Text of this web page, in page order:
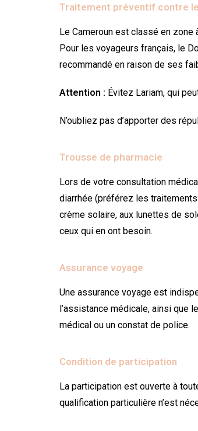
Traitement préventif contre
Le Cameroun est classé en
Pour les voyageurs français, le
recommandé en raison de ses
Attention : Évitez Lariam, qui
N’oubliez pas d’apporter des
Trousse de pharmacie
Lors de votre consultation
diarrhée (préférez les
crème solaire, aux lunettes de
ceux qui en ont besoin.
Assurance voyage
Une assurance voyage est
l’assistance médicale, ainsi que
médical ou un constat de police.
Condition de participation
La participation est ouverte à
qualification particulière n’est